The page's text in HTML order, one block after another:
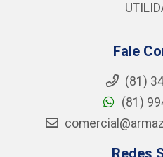
Fale
(81)
(81)